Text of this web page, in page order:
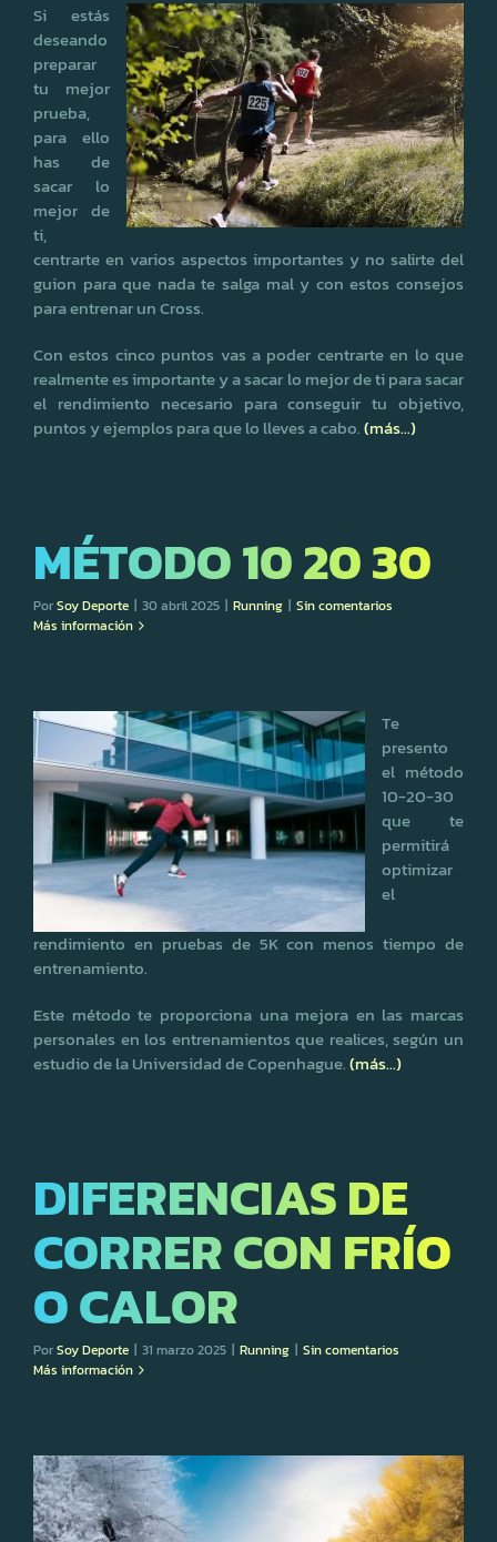
Si estás
deseando
preparar
tu mejor
prueba,
para ello
has de
sacar lo
mejor de
ti,
centrarte en varios aspectos importantes y no salirte del
guion para que nada te salga mal y con estos consejos
para entrenar un Cross.
Con estos cinco puntos vas a poder centrarte en lo que
realmente es importante y a sacar lo mejor de ti para sacar
el rendimiento necesario para conseguir tu objetivo,
puntos y ejemplos para que lo lleves a cabo.(más…)
MÉTODO 10 20 30
PorSoy Deporte | 30 abril 2025 | Running | Sin comentarios
Más información
Te
presento
el método
10-20-30
que te
permitirá
optimizar
el
rendimiento en pruebas de 5K con menos tiempo de
entrenamiento.
Este método te proporciona una mejora en las marcas
personales en los entrenamientos que realices, según un
estudio de la Universidad de Copenhague.(más…)
DIFERENCIAS DE
CORRER CON FRÍO
O CALOR
PorSoy Deporte | 31 marzo 2025 | Running | Sin comentarios
Más información